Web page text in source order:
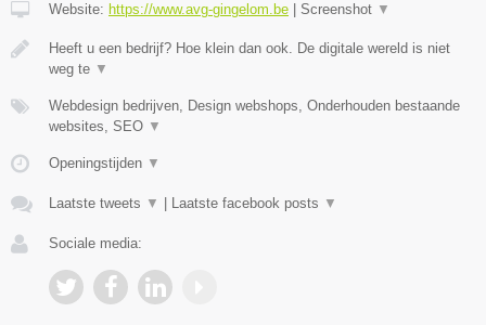
Website: https://www.avg-gingelom.be Screenshot ▼
Heeft u een bedrijf? Hoe klein dan ook. De digitale wereld is niet
weg te ▼
Webdesign bedrijven, Design webshops, Onderhouden bestaande
websites, SEO ▼
Openingstijden ▼
Laatste tweets ▼ Laatste facebook posts ▼
Sociale media: